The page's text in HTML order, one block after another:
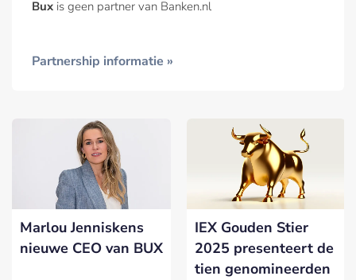
Bux is geen partner van Banken.nl
Partnership informatie »
Marlou Jenniskens
nieuwe CEO van BUX
IEX Gouden Stier
2025 presenteert de
tien genomineerden